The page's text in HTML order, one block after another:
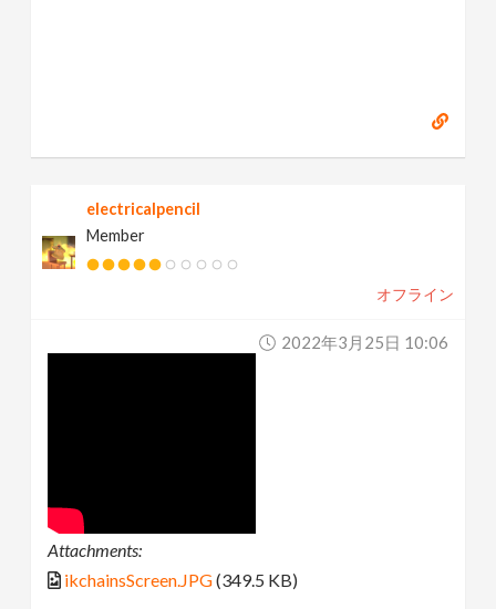
electricalpencil
Member
オフライン
2022年3月25日 10:06
Attachments:
ikchainsScreen.JPG(349.5 KB)